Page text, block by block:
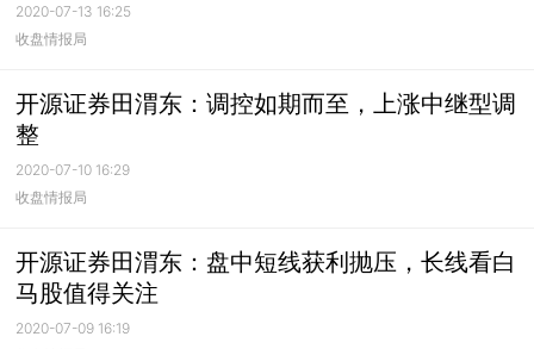
2020-07-13 16:25
收盘情报局
开源证券田渭东：调控如期而至，上涨中继型调
整
2020-07-10 16:29
收盘情报局
开源证券田渭东：盘中短线获利抛压，长线看白
马股值得关注
2020-07-09 16:19